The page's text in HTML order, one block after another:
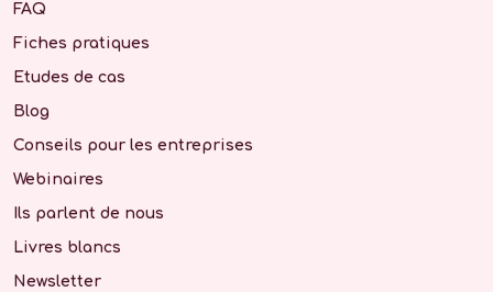
FAQ
Fiches pratiques
Etudes de cas
Blog
Conseils pour les entreprises
Webinaires
Ils parlent de nous
Livres blancs
Newsletter